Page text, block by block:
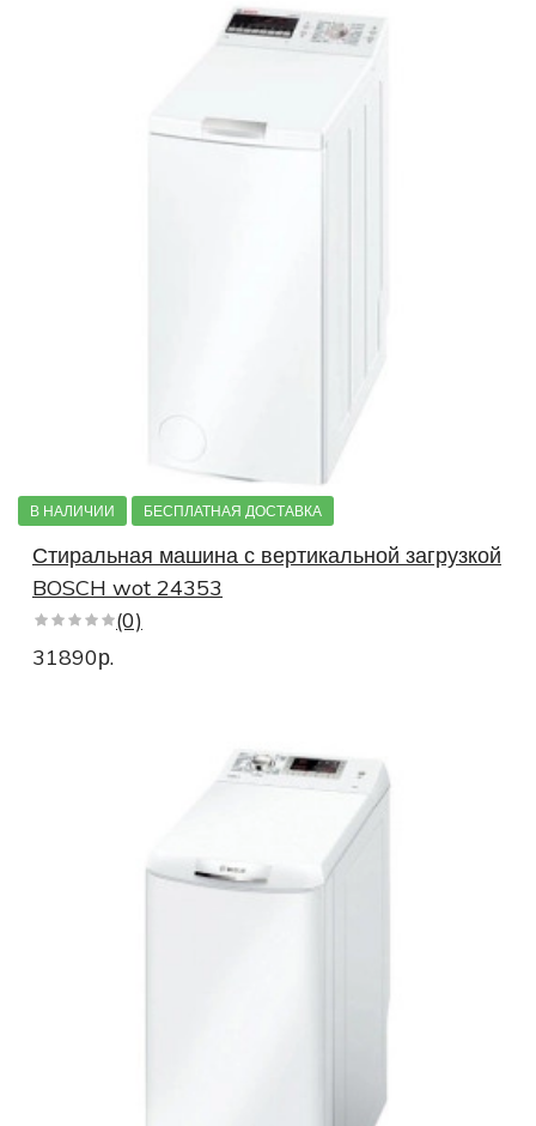
В НАЛИЧИИ БЕСПЛАТНАЯ ДОСТАВКА
Стиральная машина с вертикальной загрузкой
BOSCH wot 24353
(0)
31890р.